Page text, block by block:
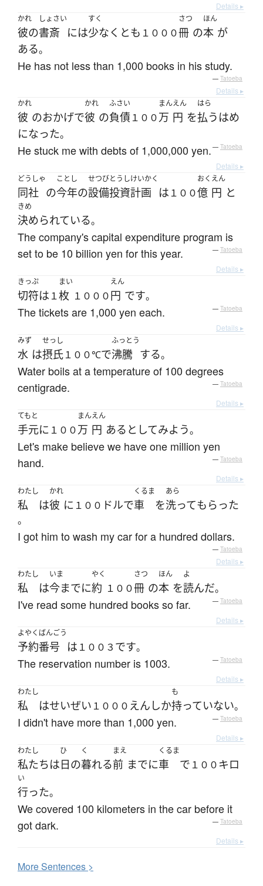
Details ▸
かれ
彼の
しょさい
書斎 には
すく
少なくとも １０００
さつ
冊 の
ほん
本 が
ある。
He has not less than 1,000 books in his study.
— Tatoeba
Details ▸
かれ
彼 のおかげで
かれ
彼 の
ふさい
負債１００
まん
万
えん
円 を
はら
払う はめ
になった。
He stuck me with debts of 1,000,000 yen. — Tatoeba
Details ▸
どうしゃ
同社 の
ことし
今年の
せつびとうし
設備投資
けいかく
計画 は １００
おく
億
えん
円 と
きめ
決められている。
The company's capital expenditure program is
set to be 10 billion yen for this year.
— Tatoeba
Details ▸
きっぷ
切符は １
まい
枚 １０００
えん
円 です。
The tickets are 1,000 yen each. — Tatoeba
Details ▸
みず
水 は
せっし
摂氏１００℃で
ふっとう
沸騰 する。
Water boils at a temperature of 100 degrees
centigrade.
— Tatoeba
Details ▸
てもと
手元に １００
まん
万
えん
円 ある としてみよう。
Let's make believe we have one million yen
hand.
— Tatoeba
Details ▸
わたし
私 は
かれ
彼 に １００ ドルで
くるま
車 を
あら
洗ってもらった
。
I got him to wash my car for a hundred dollars.
— Tatoeba
Details ▸
わたし
私 は
いま
今までに
やく
約 １００
さつ
冊 の
ほん
本 を
よ
読んだ。
I've read some hundred books so far. — Tatoeba
Details ▸
よやく
予約
ばんごう
番号 は １００３ です。
The reservation number is 1003. — Tatoeba
Details ▸
わたし
私 はせいぜい １０００ えん しか
も
持っていない。
I didn't have more than 1,000 yen. — Tatoeba
Details ▸
わたし
私たちは
ひ
日の
く
暮れる
まえ
前 までに
くるま
車 で １００ キロ
い
行った。
We covered 100 kilometers in the car before it
got dark.
— Tatoeba
Details ▸
MoreSentences >